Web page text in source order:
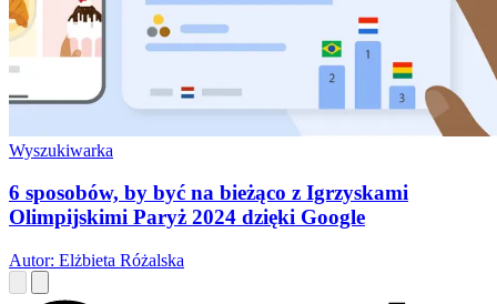
Wyszukiwarka
6 sposobów, by być na bieżąco z Igrzyskami
Olimpijskimi Paryż 2024 dzięki Google
Autor: Elżbieta Różalska